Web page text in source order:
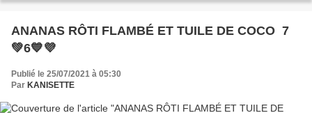
ANANAS RÔTI FLAMBÉ ET TUILE DE COCO 7
💚6💙💜
Publié le 25/07/2021 à 05:30
Par KANISETTE